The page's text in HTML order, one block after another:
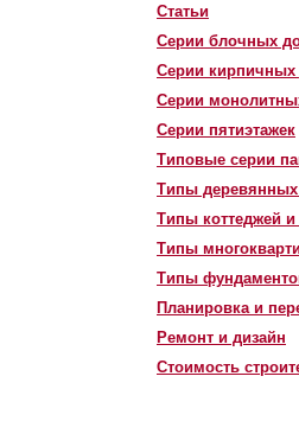
Статьи
Серии блочных
Серии
Серии
Серии пятиэтажек
Типовые серии
Типы
Типы коттеджей
Типы
Типы
Планировка и
Ремонт и дизайн
Стоимость